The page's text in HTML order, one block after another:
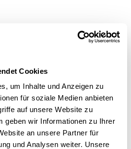
Cookies
um Inhalte und Anzeigen zu
für soziale Medien anbieten
auf unsere Website zu
geben wir Informationen zu Ihrer
an unsere Partner für
und Analysen weiter. Unsere